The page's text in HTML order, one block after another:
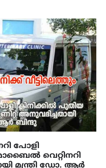
പോളി
വെറ്റിനറി
മന്ത്രി ഡോ. ആർ